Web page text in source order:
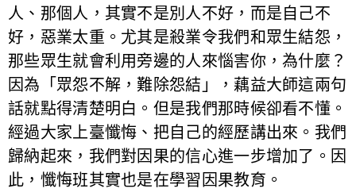
人、那個人，其實不是別人不好，而是自己不
好，惡業太重。尤其是殺業令我們和眾生結怨，
那些眾生就會利用旁邊的人來惱害你，為什麼？
因為「眾怨不解，難除怨結」，藕益大師這兩句
話就點得清楚明白。但是我們那時候卻看不懂。
經過大家上臺懺悔、把自己的經歷講出來。我們
歸納起來，我們對因果的信心進一步增加了。因
此，懺悔班其實也是在學習因果教育。